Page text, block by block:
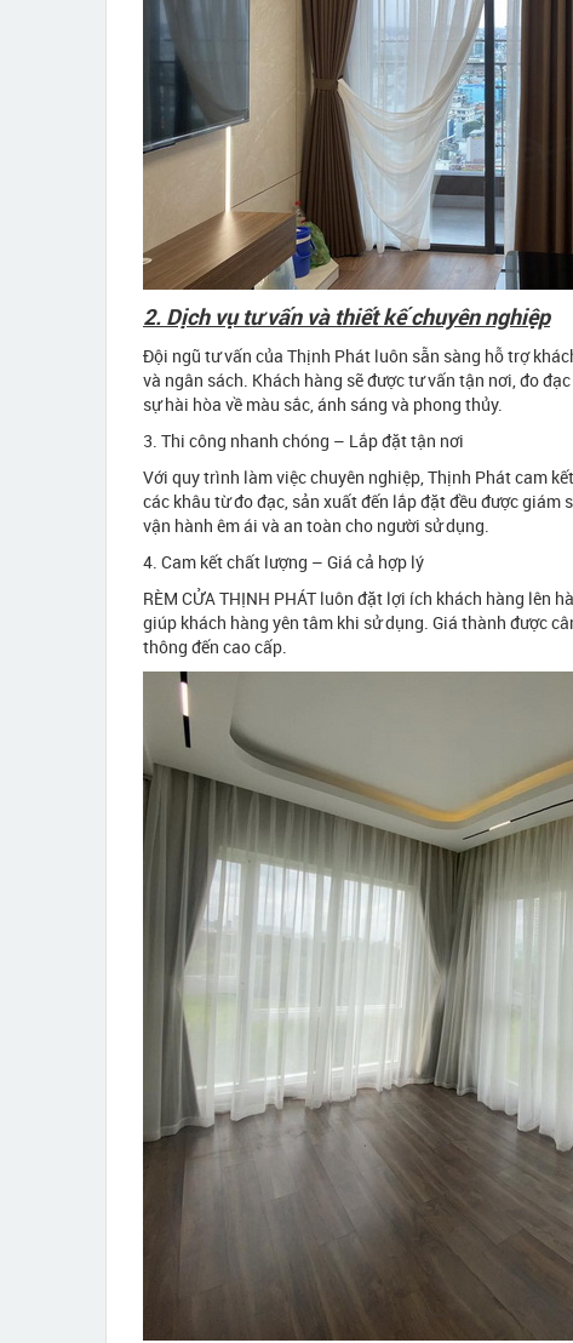
2. Dịch vụ tư vấn và thiết kế chuyên nghiệp
Đội ngũ tư vấn của Thịnh Phát luôn sẵn sàng hỗ trợ
và ngân sách. Khách hàng sẽ được tư vấn tận nơi, đo
sự hài hòa về màu sắc, ánh sáng và phong thủy.
3. Thi công nhanh chóng – Lắp đặt tận nơi
Với quy trình làm việc chuyên nghiệp, Thịnh Phát cam
các khâu từ đo đạc, sản xuất đến lắp đặt đều được
vận hành êm ái và an toàn cho người sử dụng.
4. Cam kết chất lượng – Giá cả hợp lý
RÈM CỬA THỊNH PHÁT luôn đặt lợi ích khách hàng lên
giúp khách hàng yên tâm khi sử dụng. Giá thành được
thông đến cao cấp.